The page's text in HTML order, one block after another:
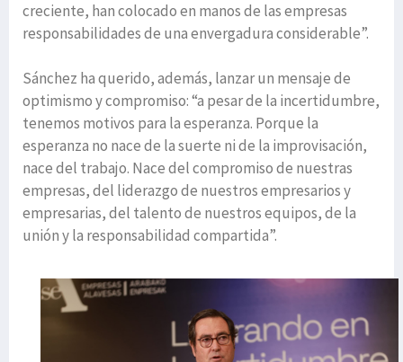
creciente, han colocado en manos de las empresas
responsabilidades de una envergadura considerable”.
Sánchez ha querido, además, lanzar un mensaje de
optimismo y compromiso: “a pesar de la incertidumbre,
tenemos motivos para la esperanza. Porque la
esperanza no nace de la suerte ni de la improvisación,
nace del trabajo. Nace del compromiso de nuestras
empresas, del liderazgo de nuestros empresarios y
empresarias, del talento de nuestros equipos, de la
unión y la responsabilidad compartida”.